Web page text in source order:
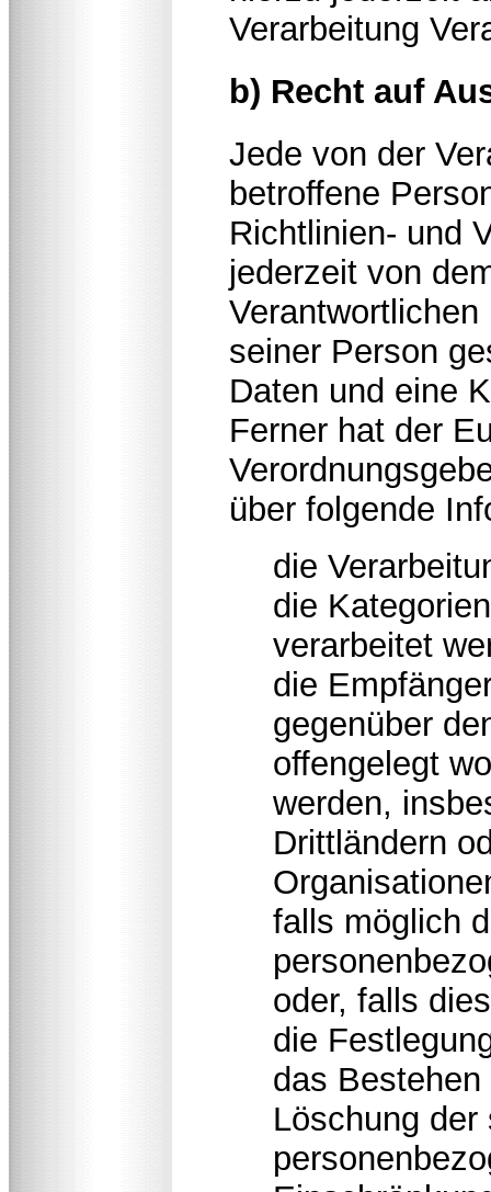
Verarbeitung
b) Recht auf
Jede von der
betroffene
Richtlinien- und
jederzeit von
seiner Person
Daten und eine
Ferner hat der
über folgende
die
die
verarbeitet
die
gegenüber
offengelegt
werden,
Drittländern
falls möglich
oder, falls
die
das
Löschung der